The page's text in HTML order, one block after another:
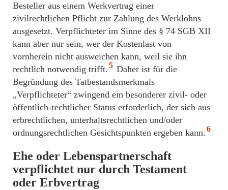
Besteller aus einem Werkvertrag einer
zivilrechtlichen Pflicht zur Zahlung des Werklohns
ausgesetzt. Verpflichteter im Sinne des § 74 SGB XII
kann aber nur sein, wer der Kostenlast von
vornherein nicht ausweichen kann, weil sie ihn
rechtlich notwendig trifft.5 Daher ist für die
Begründung des Tatbestandsmerkmals
„Verpflichteter“ zwingend ein besonderer zivil- oder
öffentlich-rechtlicher Status erforderlich, der sich aus
erbrechtlichen, unterhaltsrechtlichen und/oder
ordnungsrechtlichen Gesichtspunkten ergeben kann.6
Ehe oder Lebenspartnerschaft
verpflichtet nur durch Testament
oder Erbvertrag